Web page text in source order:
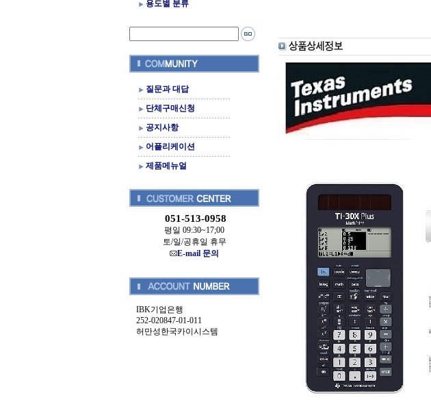
용도별 분류
질문과 대답
단체구매신청
공지사항
어플리케이션
제품메뉴얼
051-513-0958
평일 09:30~17;00
토/일/공휴일 휴무
E-mail 문의
IBK기업은행
252-020847-01-011
허만성한국카이시스템